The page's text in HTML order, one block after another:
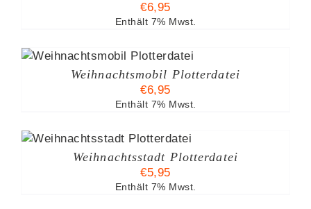
€6,95
Enthält 7% Mwst.
Weihnachtsmobil Plotterdatei
€6,95
Enthält 7% Mwst.
Weihnachtsstadt Plotterdatei
€5,95
Enthält 7% Mwst.